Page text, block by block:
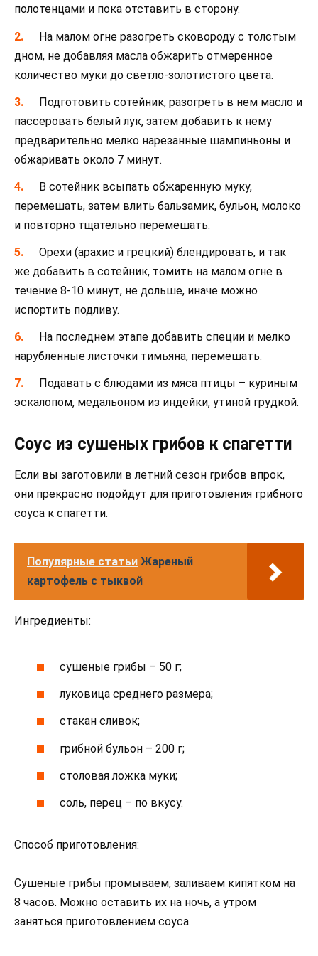
полотенцами и пока отставить в сторону.
На малом огне разогреть сковороду с толстым
дном, не добавляя масла обжарить отмеренное
количество муки до светло-золотистого цвета.
Подготовить сотейник, разогреть в нем масло и
пассеровать белый лук, затем добавить к нему
предварительно мелко нарезанные шампиньоны и
обжаривать около 7 минут.
В сотейник всыпать обжаренную муку,
перемешать, затем влить бальзамик, бульон, молоко
и повторно тщательно перемешать.
Орехи (арахис и грецкий) блендировать, и так
же добавить в сотейник, томить на малом огне в
течение 8-10 минут, не дольше, иначе можно
испортить подливу.
На последнем этапе добавить специи и мелко
нарубленные листочки тимьяна, перемешать.
Подавать с блюдами из мяса птицы – куриным
эскалопом, медальоном из индейки, утиной грудкой.
Соус из сушеных грибов к спагетти
Если вы заготовили в летний сезон грибов впрок,
они прекрасно подойдут для приготовления грибного
соуса к спагетти.
Популярные статьи Жареный
картофель с тыквой
Ингредиенты:
сушеные грибы – 50 г;
луковица среднего размера;
стакан сливок;
грибной бульон – 200 г;
столовая ложка муки;
соль, перец – по вкусу.
Способ приготовления:
Сушеные грибы промываем, заливаем кипятком на
8 часов. Можно оставить их на ночь, а утром
заняться приготовлением соуса.